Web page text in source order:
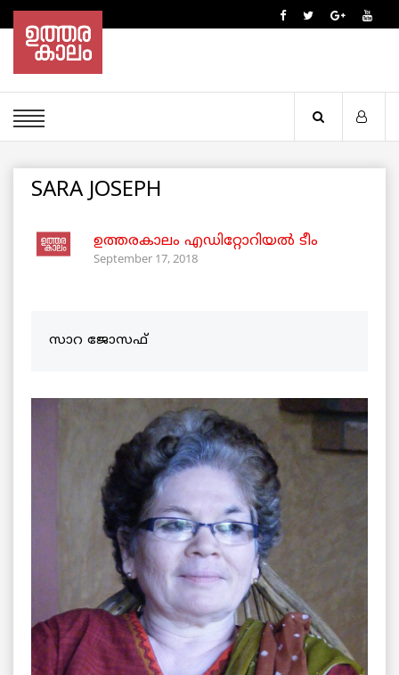
SARA JOSEPH
ഉത്തരകാലം എഡിറ്റോറിയല്‍ ടീം
September 17, 2018
സാറ ജോസഫ്